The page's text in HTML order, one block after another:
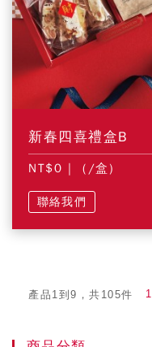
新春四喜禮盒B
NT$0 | (/盒)
聯絡我們
產品1到9，共105件 1